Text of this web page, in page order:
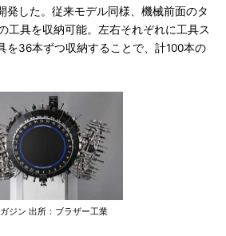
発した。従来モデル同様、機械前面のタ
工具を収納可能。左右それぞれに工具ス
を36本ずつ収納することで、計100本の
ジン 出所：ブラザー工業